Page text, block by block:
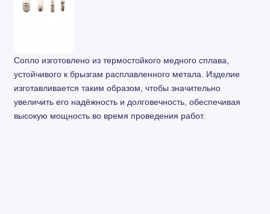
Сопло изготовлено из термостойкого медного сплава,
устойчивого к брызгам расплавленного метала. Изделие
изготавливается таким образом, чтобы значительно
увеличить его надёжность и долговечность, обеспечивая
высокую мощность во время проведения работ.